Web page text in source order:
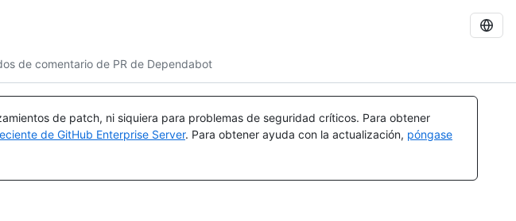
de comentario de PR de Dependabot
de patch, ni siquiera para problemas de seguridad críticos. Para obtener
de GitHub Enterprise Server. Para obtener ayuda con la actualización, póngase